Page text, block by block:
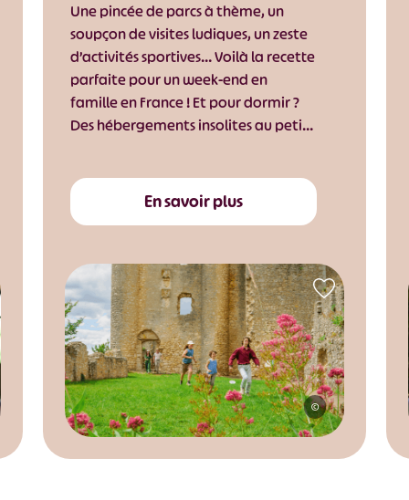
Une pincée de parcs à thème, un
soupçon de visites ludiques, un zeste
d’activités sportives… Voilà la recette
parfaite pour un week-end en
famille en France ! Et pour dormir ?
Des hébergements insolites au peti…
En savoir plus
©